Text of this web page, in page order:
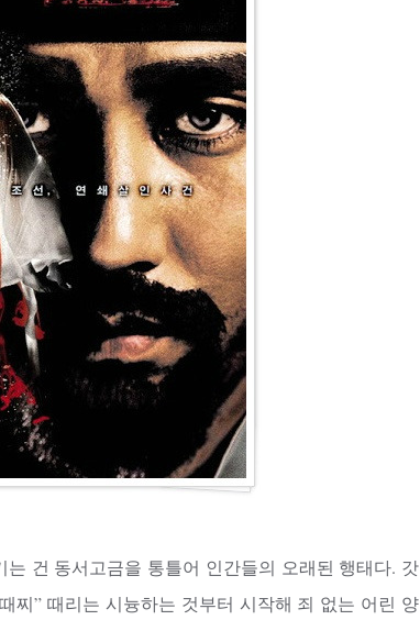
건 동서고금을 통틀어 인간들의 오래된 행태다. 갓
찌” 때리는 시늉하는 것부터 시작해 죄 없는 어린 양